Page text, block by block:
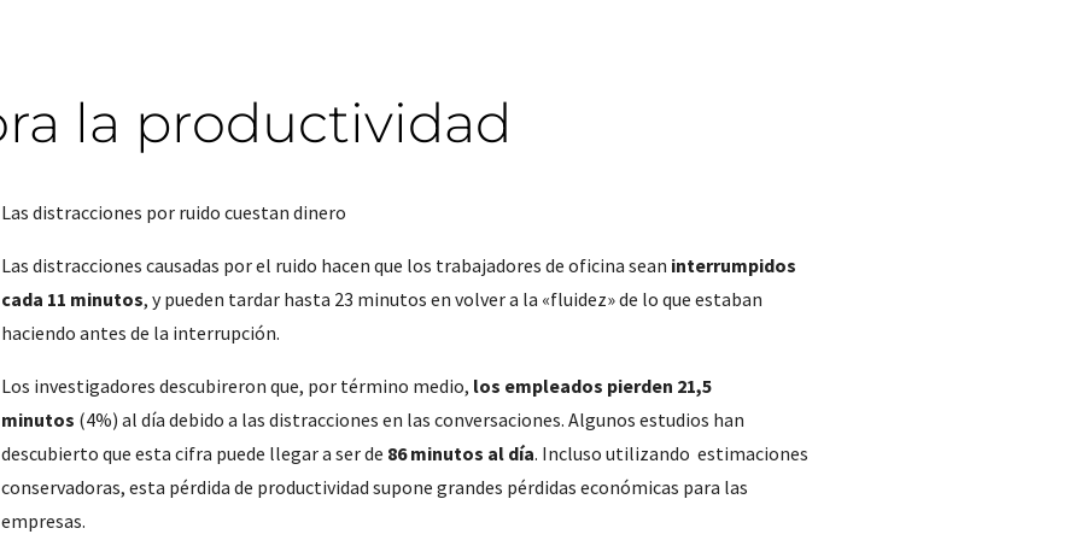
la productividad
Las distracciones por ruido cuestan dinero
Las distracciones causadas por el ruido hacen que los trabajadores de oficina sean interrumpidos
cada 11 minutos, y pueden tardar hasta 23 minutos en volver a la «fluidez» de lo que estaban
haciendo antes de la interrupción.
Los investigadores descubireron que, por término medio, los empleados pierden 21,5
minutos (4%) al día debido a las distracciones en las conversaciones. Algunos estudios han
descubierto que esta cifra puede llegar a ser de 86 minutos al día. Incluso utilizando estimaciones
conservadoras, esta pérdida de productividad supone grandes pérdidas económicas para las
empresas.